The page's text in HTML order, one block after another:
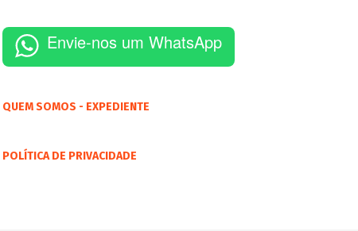
Envie-nos um WhatsApp
QUEM SOMOS - EXPEDIENTE
POLÍTICA DE PRIVACIDADE